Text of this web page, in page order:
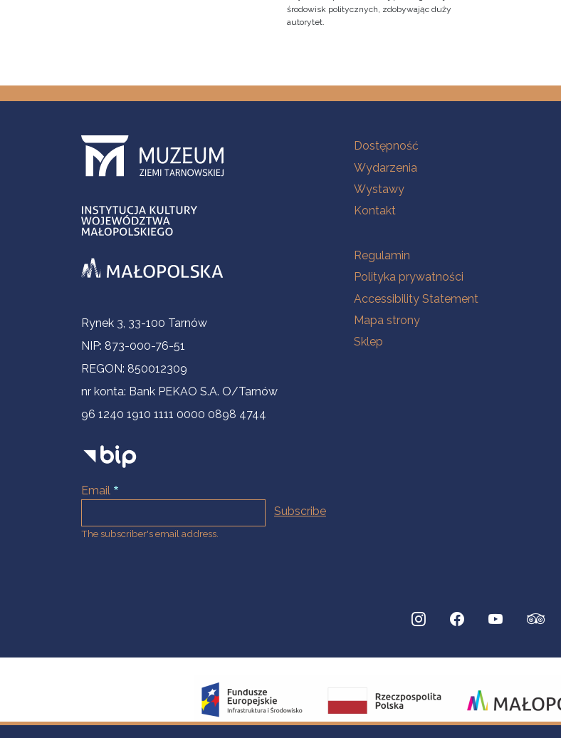
środowisk politycznych, zdobywając duży
autorytet.
Contact Information
Rynek 3, 33-100 Tarnów
NIP: 873-000-76-51
REGON: 850012309
nr konta: Bank PEKAO S.A. O/Tarnów
96 1240 1910 1111 0000 0898 4744
Email
The subscriber's email address.
Na skróty.
Dostępność
Wydarzenia
Wystawy
Kontakt
Na skróty.
Regulamin
Polityka prywatności
Accessibility Statement
Mapa strony
Sklep